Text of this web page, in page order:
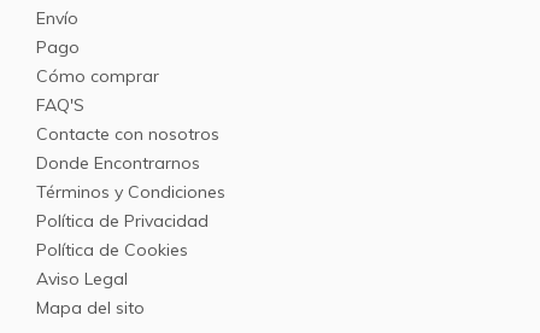
Envío
Pago
Cómo comprar
FAQ'S
Contacte con nosotros
Donde Encontrarnos
Términos y Condiciones
Política de Privacidad
Política de Cookies
Aviso Legal
Mapa del sito